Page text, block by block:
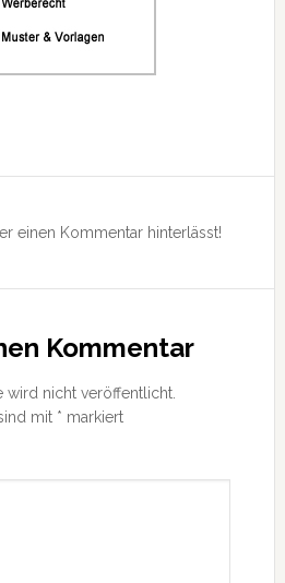
einen Kommentar hinterlässt!
Kommentar
wird nicht veröffentlicht.
mit * markiert